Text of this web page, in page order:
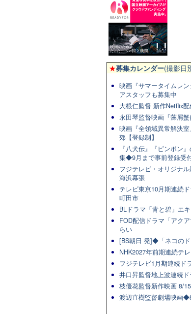
★募集カレンダー(撮影日
映画『サマータイムレ
アスタッフも募集中
大根仁監督 新作Netflix
永田琴監督映画『藻屑
映画『全領域異常解決
郊【登録制】
『八犬伝』『ピンポン
集◆9月まで事前登録受
フジテレビ・オリジナ
海浜幕張
テレビ東京10月期連続
町田市
BLドラマ「青と碧」エ
FOD配信ドラマ「アク
らい
[BS朝日 発]◆「ネコの
NHK2027年前期連続テ
フジテレビ1月期連続
井口昇監督地上波連続
枝優花監督新作映画 8/
渡辺直樹監督劇場映画